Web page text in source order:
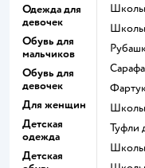
Одежда для
девочек
Обувь для
мальчиков
Обувь для
девочек
Для женщин
Детская
одежда
Детская
Туфли